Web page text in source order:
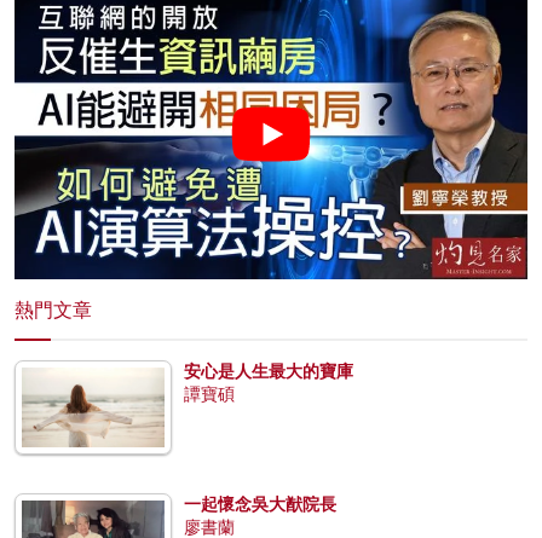
熱門文章
安心是人生最大的寶庫
譚寶碩
一起懷念吳大猷院長
廖書蘭